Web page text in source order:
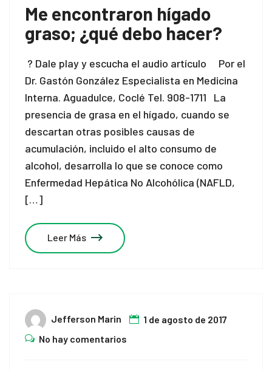
Me encontraron hígado
graso; ¿qué debo hacer?
? Dale play y escucha el audio artículo Por el
Dr. Gastón González Especialista en Medicina
Interna. Aguadulce, Coclé Tel. 908-1711 La
presencia de grasa en el hígado, cuando se
descartan otras posibles causas de
acumulación, incluido el alto consumo de
alcohol, desarrolla lo que se conoce como
Enfermedad Hepática No Alcohólica (NAFLD,
[…]
Leer Más
Jefferson Marin
1 de agosto de 2017
No hay comentarios